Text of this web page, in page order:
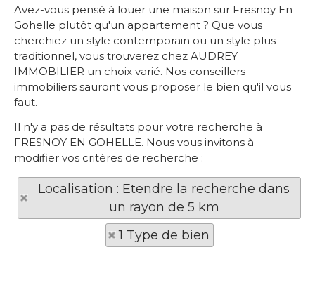
Avez-vous pensé à louer une maison sur Fresnoy En
Gohelle plutôt qu'un appartement ? Que vous
cherchiez un style contemporain ou un style plus
traditionnel, vous trouverez chez AUDREY
IMMOBILIER un choix varié. Nos conseillers
immobiliers sauront vous proposer le bien qu'il vous
faut.
Il n'y a pas de résultats pour votre recherche à
FRESNOY EN GOHELLE. Nous vous invitons à
modifier vos critères de recherche :
Localisation : Etendre la recherche dans
un rayon de 5 km
1 Type de bien